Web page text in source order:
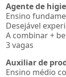
Agente de
Ensino
Desejável
A combinar +
3 vagas
Auxiliar de
Ensino médio